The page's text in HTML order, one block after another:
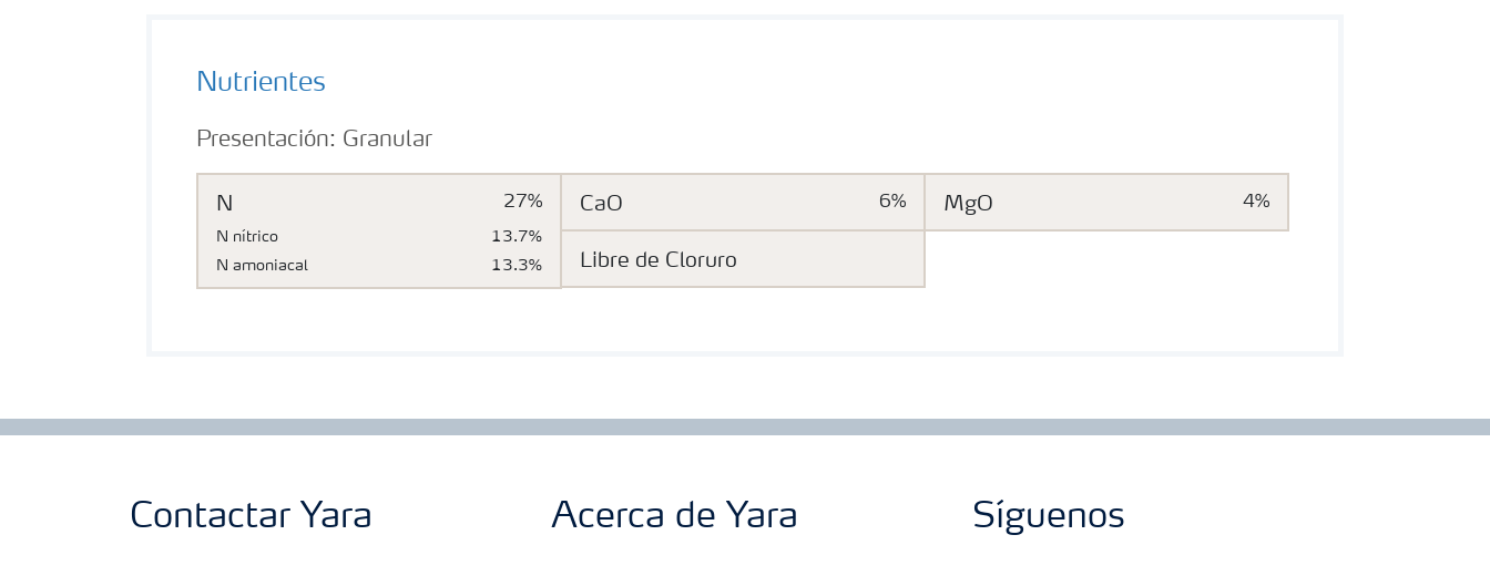
Nutrientes
N 27%
N nítrico
13.7%
N amoniacal
13.3%
CaO 6% MgO 4%
Libre de Cloruro
Presentación: Granular
Contactar Yara Acerca de Yara Síguenos